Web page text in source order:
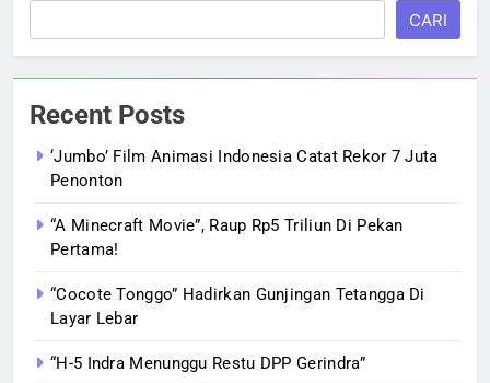
CARI
Recent Posts
‘Jumbo’ Film Animasi Indonesia Catat Rekor 7 Juta
Penonton
“A Minecraft Movie”, Raup Rp5 Triliun Di Pekan
Pertama!
“Cocote Tonggo” Hadirkan Gunjingan Tetangga Di
Layar Lebar
“H-5 Indra Menunggu Restu DPP Gerindra”